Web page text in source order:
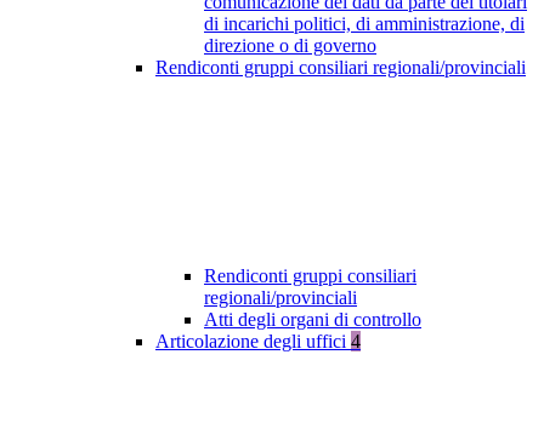
di incarichi politici, di amministrazione, di
direzione o di governo
Rendiconti gruppi consiliari regionali/provinciali
Rendiconti gruppi consiliari
regionali/provinciali
Atti degli organi di controllo
Articolazione degli uffici 4